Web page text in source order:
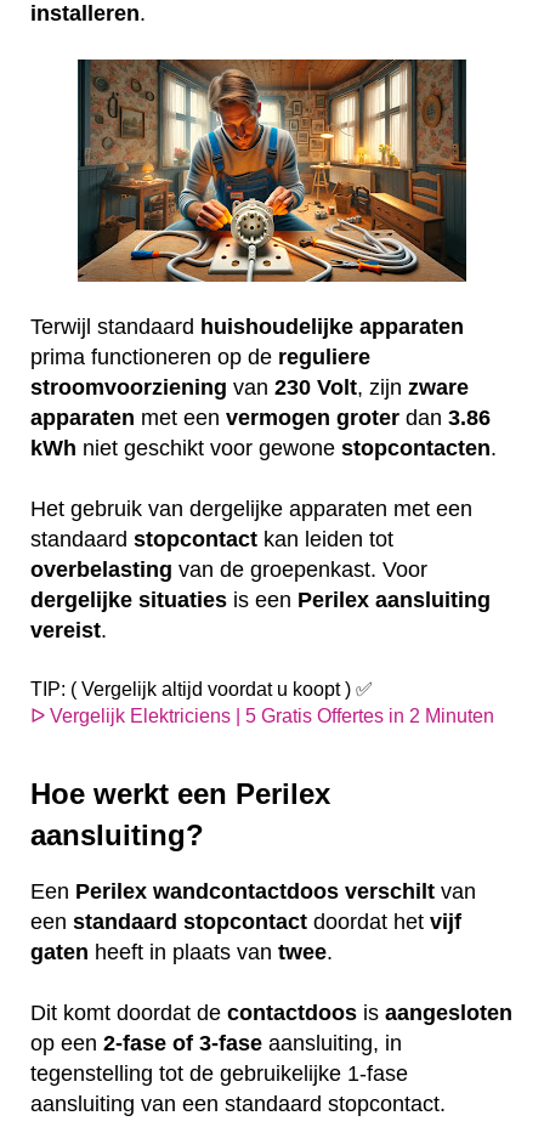
installeren.
Terwijl standaard huishoudelijke apparaten
prima functioneren op de reguliere
stroomvoorziening van 230 Volt, zijn zware
apparaten met een vermogen groter dan 3.86
kWh niet geschikt voor gewone stopcontacten.
Het gebruik van dergelijke apparaten met een
standaard stopcontact kan leiden tot
overbelasting van de groepenkast. Voor
dergelijke situaties is een Perilex aansluiting
vereist.
TIP: ( Vergelijk altijd voordat u koopt ) ✅
ᐅ Vergelijk Elektriciens | 5 Gratis Offertes in 2 Minuten
Hoe werkt een Perilex
aansluiting?
Een Perilex wandcontactdoos verschilt van
een standaard stopcontact doordat het vijf
gaten heeft in plaats van twee.
Dit komt doordat de contactdoos is aangesloten
op een 2-fase of 3-fase aansluiting, in
tegenstelling tot de gebruikelijke 1-fase
aansluiting van een standaard stopcontact.